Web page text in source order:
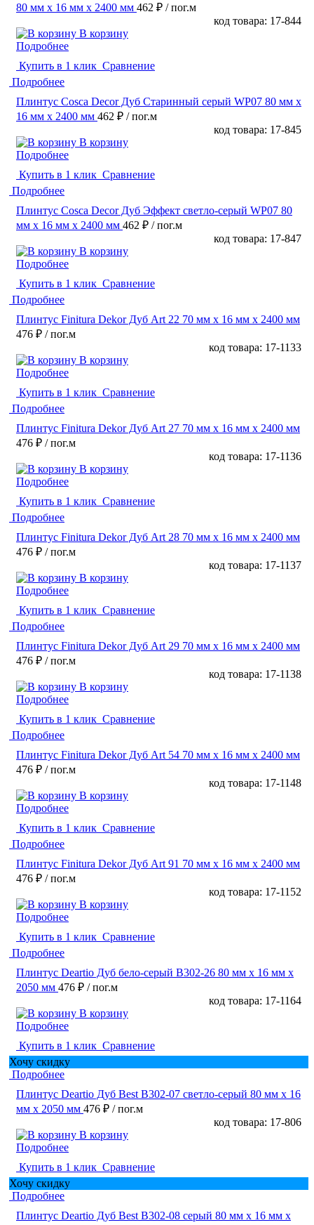
80 мм х 16 мм х 2400 мм 462 ₽ / пог.м
код товара: 17-844
В корзину
Подробнее
Купить в 1 клик Сравнение
Подробнее
Плинтус Cosca Decor Дуб Старинный серый WP07 80 мм х
16 мм х 2400 мм 462 ₽ / пог.м
код товара: 17-845
В корзину
Подробнее
Купить в 1 клик Сравнение
Подробнее
Плинтус Cosca Decor Дуб Эффект светло-серый WP07 80
мм х 16 мм х 2400 мм 462 ₽ / пог.м
код товара: 17-847
В корзину
Подробнее
Купить в 1 клик Сравнение
Подробнее
Плинтус Finitura Dekor Дуб Art 22 70 мм х 16 мм х 2400 мм
476 ₽ / пог.м
код товара: 17-1133
В корзину
Подробнее
Купить в 1 клик Сравнение
Подробнее
Плинтус Finitura Dekor Дуб Art 27 70 мм х 16 мм х 2400 мм
476 ₽ / пог.м
код товара: 17-1136
В корзину
Подробнее
Купить в 1 клик Сравнение
Подробнее
Плинтус Finitura Dekor Дуб Art 28 70 мм х 16 мм х 2400 мм
476 ₽ / пог.м
код товара: 17-1137
В корзину
Подробнее
Купить в 1 клик Сравнение
Подробнее
Плинтус Finitura Dekor Дуб Art 29 70 мм х 16 мм х 2400 мм
476 ₽ / пог.м
код товара: 17-1138
В корзину
Подробнее
Купить в 1 клик Сравнение
Подробнее
Плинтус Finitura Dekor Дуб Art 54 70 мм х 16 мм х 2400 мм
476 ₽ / пог.м
код товара: 17-1148
В корзину
Подробнее
Купить в 1 клик Сравнение
Подробнее
Плинтус Finitura Dekor Дуб Art 91 70 мм х 16 мм х 2400 мм
476 ₽ / пог.м
код товара: 17-1152
В корзину
Подробнее
Купить в 1 клик Сравнение
Подробнее
Плинтус Deartio Дуб бело-серый B302-26 80 мм х 16 мм х
2050 мм 476 ₽ / пог.м
код товара: 17-1164
В корзину
Подробнее
Купить в 1 клик Сравнение
Хочу скидку
Подробнее
Плинтус Deartio Дуб Best B302-07 светло-серый 80 мм х 16
мм х 2050 мм 476 ₽ / пог.м
код товара: 17-806
В корзину
Подробнее
Купить в 1 клик Сравнение
Хочу скидку
Подробнее
Плинтус Deartio Дуб Best B302-08 серый 80 мм х 16 мм х